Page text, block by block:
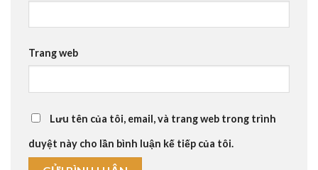
Trang web
Lưu tên của tôi, email, và trang web trong trình
duyệt này cho lần bình luận kế tiếp của tôi.